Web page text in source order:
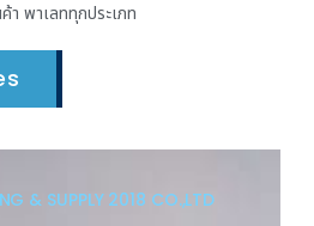
า พาเลททุกประเภท
& SUPPLY 2018 CO.,LTD